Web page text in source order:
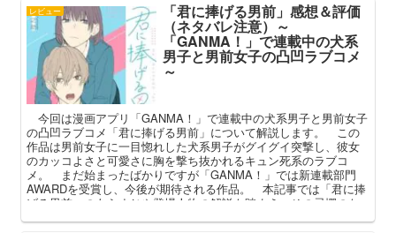
レビュー 「君に捧げる男前」感想＆評価
（ネタバレ注意）～
「GANMA！」で連載中の犬系
男子と男前女子の凸凹ラブコメ
～
今回は漫画アプリ「GANMA！」で連載中の犬系男子と男前女子
の凸凹ラブコメ「君に捧げる男前」について解説します。 この
作品は男前女子に一目惚れした犬系男子がグイグイ突撃し、彼女
のカッコよさと可愛さに胸を撃ち抜かれるキュン死系のラブコ
メ。 まだ始まったばかりですが「GANMA！」では新連載部門
AWARDを受賞し、今後が期待される作品。 本記事では「君に捧
げる男前」のあらすじや登場人物の解説も踏まえ、その忌憚のな